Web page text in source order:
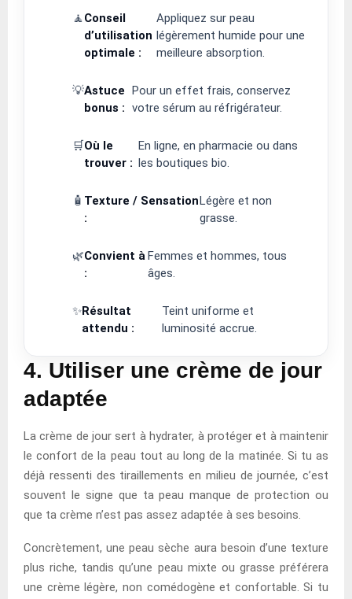
🧘Conseil
d’utilisation
optimale :
Appliquez sur peau
légèrement humide pour une
meilleure absorption.
💡Astuce
bonus :
Pour un effet frais, conservez
votre sérum au réfrigérateur.
🛒Où le
trouver :
En ligne, en pharmacie ou dans
les boutiques bio.
🧴 Texture / Sensation
:
Légère et non
grasse.
🌿Convient à
:
Femmes et hommes, tous
âges.
✨Résultat
attendu :
Teint uniforme et
luminosité accrue.
4. Utiliser une crème de jour
adaptée
La crème de jour sert à hydrater, à protéger et à maintenir
le confort de la peau tout au long de la matinée. Si tu as
déjà ressenti des tiraillements en milieu de journée, c’est
souvent le signe que ta peau manque de protection ou
que ta crème n’est pas assez adaptée à ses besoins.
Concrètement, une peau sèche aura besoin d’une texture
plus riche, tandis qu’une peau mixte ou grasse préférera
une crème légère, non comédogène et confortable. Si tu